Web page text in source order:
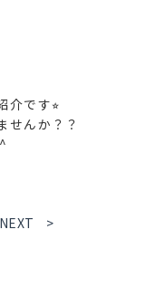
介です⭐︎
せんか？？
NEXT >